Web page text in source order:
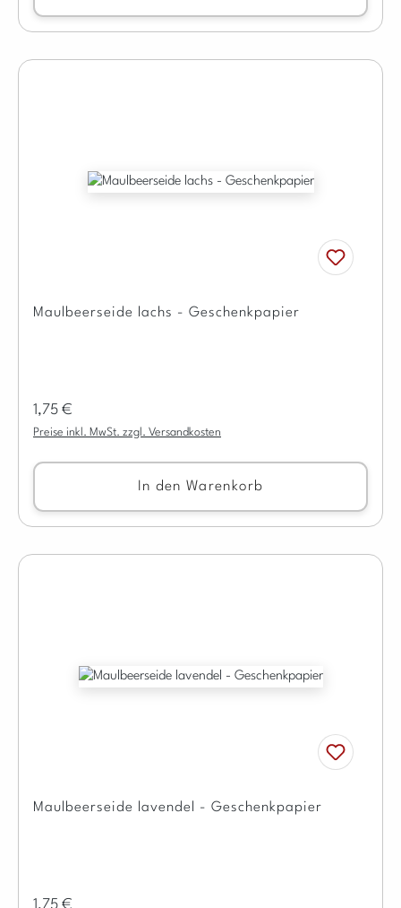
Maulbeerseide lachs - Geschenkpapier
Regulärer Preis:
1,75 €
Preise inkl. MwSt. zzgl. Versandkosten
In den Warenkorb
Maulbeerseide lavendel - Geschenkpapier
Regulärer Preis:
1,75 €